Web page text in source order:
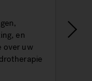
en
over uw